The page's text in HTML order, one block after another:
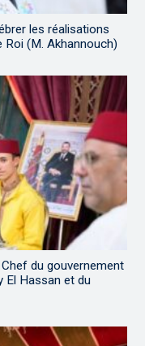
les réalisations
(M. Akhannouch)
du gouvernement
El Hassan et du